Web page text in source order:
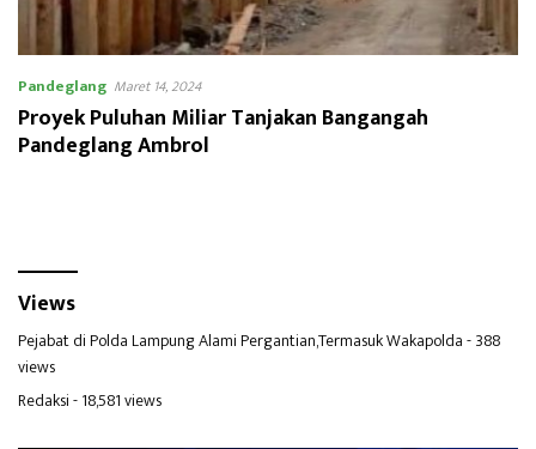
Pandeglang Maret 14, 2024
Proyek Puluhan Miliar Tanjakan Bangangah
Pandeglang Ambrol
Views
Pejabat di Polda Lampung Alami Pergantian,Termasuk Wakapolda- 388
views
Redaksi- 18,581 views